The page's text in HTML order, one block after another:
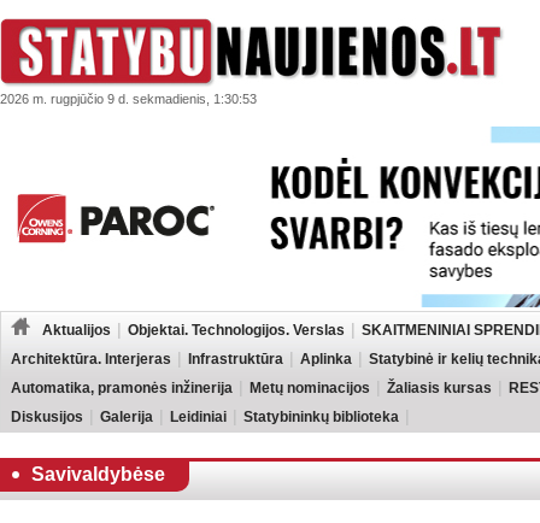
2026 m. rugpjūčio 9 d. sekmadienis, 1:30:53
Aktualijos Objektai. Technologijos. Verslas
SKAITMENINIAI
Architektūra. Interjeras
Infrastruktūra Aplinka
Statybinė ir kelių
Automatika, pramonės inžinerija
Metų nominacijos Žaliasis kursas
Diskusijos
Galerija Leidiniai Statybininkų biblioteka
Savivaldybėse